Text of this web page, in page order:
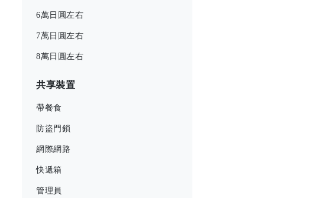
6萬日圓左右
7萬日圓左右
8萬日圓左右
共享裝置
帶餐食
防盜門鎖
網際網路
快遞箱
管理員